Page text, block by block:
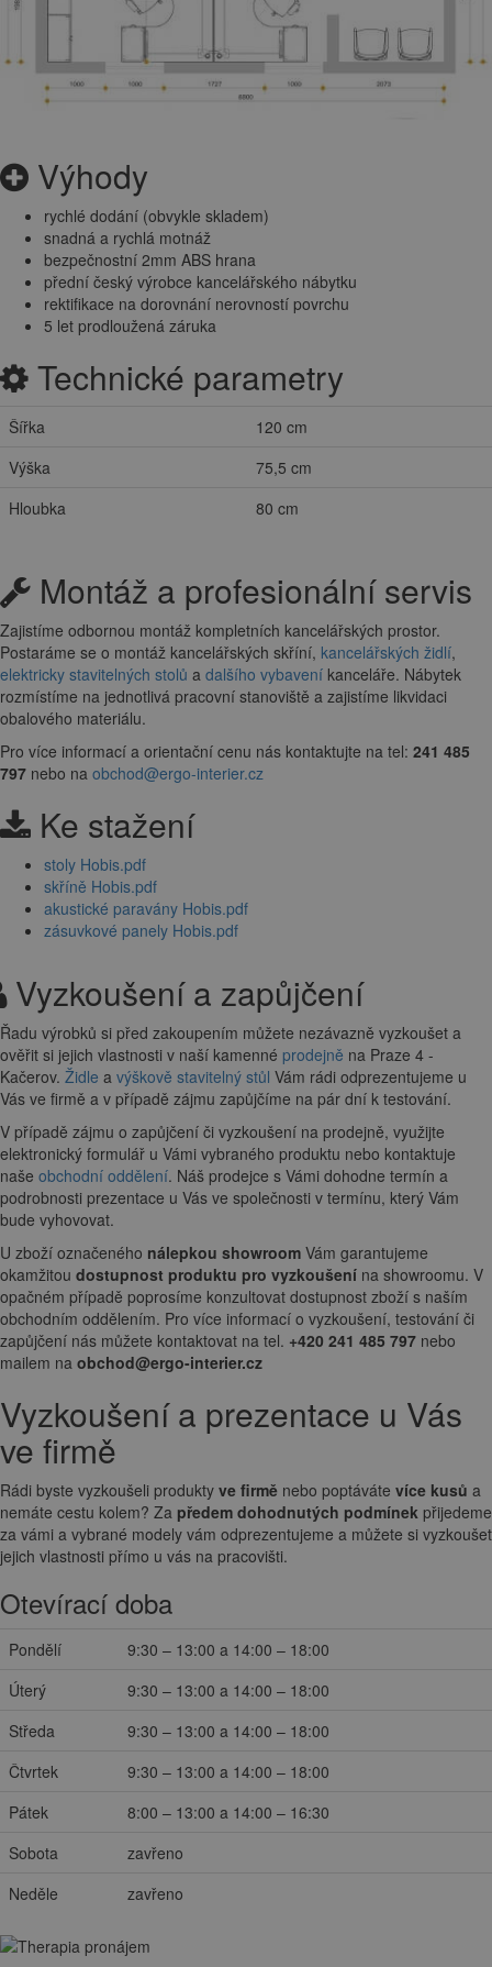
Výhody
rychlé dodání (obvykle skladem)
snadná a rychlá motnáž
bezpečnostní 2mm ABS hrana
přední český výrobce kancelářského nábytku
rektifikace na dorovnání nerovností povrchu
5 let prodloužená záruka
Technické parametry
Šířka
120 cm
Výška
75,5 cm
Hloubka
80 cm
Montáž a profesionální servis
Zajistíme odbornou montáž kompletních kancelářských prostor.
Postaráme se o montáž kancelářských skříní, kancelářských židlí,
elektricky stavitelných stolů a dalšího vybavení kanceláře. Nábytek
rozmístíme na jednotlivá pracovní stanoviště a zajistíme likvidaci
obalového materiálu.
Pro více informací a orientační cenu nás kontaktujte na tel: 241 485
797 nebo na obchod@ergo-interier.cz
Ke stažení
stoly Hobis.pdf
skříně Hobis.pdf
akustické paravány Hobis.pdf
zásuvkové panely Hobis.pdf
Vyzkoušení a zapůjčení
Řadu výrobků si před zakoupením můžete nezávazně vyzkoušet a
ověřit si jejich vlastnosti v naší kamenné prodejně na Praze 4 -
Kačerov. Židle a výškově stavitelný stůl Vám rádi odprezentujeme u
Vás ve firmě a v případě zájmu zapůjčíme na pár dní k testování.
V případě zájmu o zapůjčení či vyzkoušení na prodejně, využijte
elektronický formulář u Vámi vybraného produktu nebo kontaktuje
naše obchodní oddělení. Náš prodejce s Vámi dohodne termín a
podrobnosti prezentace u Vás ve společnosti v termínu, který Vám
bude vyhovovat.
U zboží označeného nálepkou showroom Vám garantujeme
okamžitou dostupnost produktu pro vyzkoušení na showroomu. V
opačném případě poprosíme konzultovat dostupnost zboží s naším
obchodním oddělením. Pro více informací o vyzkoušení, testování či
zapůjčení nás můžete kontaktovat na tel. +420 241 485 797 nebo
mailem na obchod@ergo-interier.cz
Vyzkoušení a prezentace u Vás
ve firmě
Rádi byste vyzkoušeli produkty ve firmě nebo poptáváte více kusů a
nemáte cestu kolem? Za předem dohodnutých podmínek přijedeme
za vámi a vybrané modely vám odprezentujeme a můžete si vyzkoušet
jejich vlastnosti přímo u vás na pracovišti.
Otevírací doba
Pondělí
9:30 – 13:00 a 14:00 – 18:00
Úterý
9:30 – 13:00 a 14:00 – 18:00
Středa
9:30 – 13:00 a 14:00 – 18:00
Čtvrtek
9:30 – 13:00 a 14:00 – 18:00
Pátek
8:00 – 13:00 a 14:00 – 16:30
Sobota
zavřeno
Neděle
zavřeno